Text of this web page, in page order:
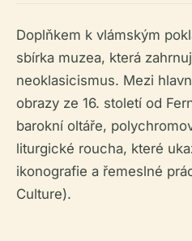
Doplňkem k vlámským
sbírka muzea, která
neoklasicismus. Mezi
obrazy ze 16. století od
barokní oltáře,
liturgické roucha, které
ikonografie a řemeslné
Culture).